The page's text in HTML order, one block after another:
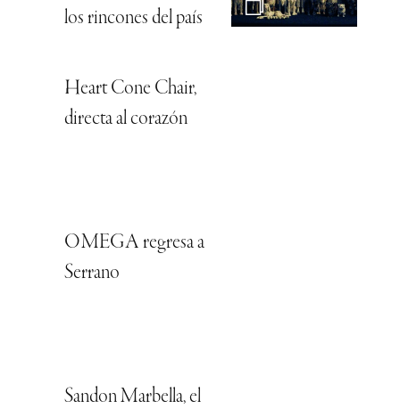
los rincones del país
Heart Cone Chair,
directa al corazón
OMEGA regresa a
Serrano
Sandon Marbella, el